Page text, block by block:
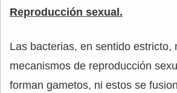
Reproducción sexual.
Las bacterias, en sentido estricto,
mecanismos de reproducción
forman gametos, ni estos se